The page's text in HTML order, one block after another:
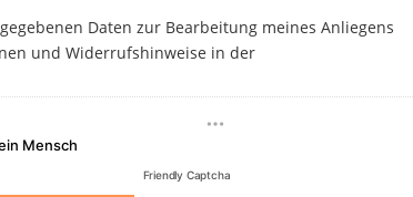
Daten zur Bearbeitung meines Anliegens
und Widerrufshinweise in der
Friendly Captcha